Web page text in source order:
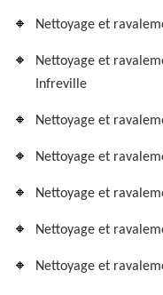
Nettoyage et
Nettoyage et
Infreville
Nettoyage et
Nettoyage et
Nettoyage et
Nettoyage et
Nettoyage et